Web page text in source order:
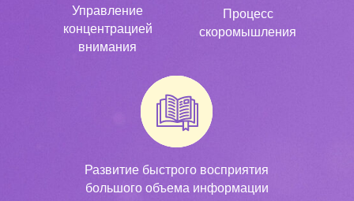
Процесс
скоромышления
Развитие быстрого восприятия
большого объема информации
Управление
концентрацией
внимания